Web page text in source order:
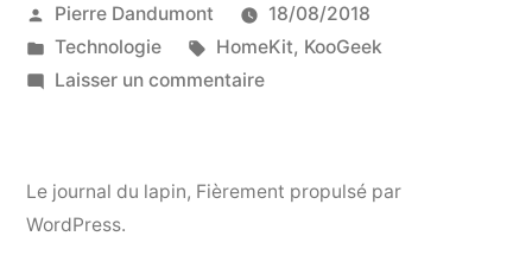
bande
de
de
Publié
par
Pierre Dandumont
18/08/2018
Publié
dans
Technologie Étiquettes :
HomeKit, KooGeek
Laisser un commentairesur
Le journal du lapin, Fièrement propulsé par
WordPress.